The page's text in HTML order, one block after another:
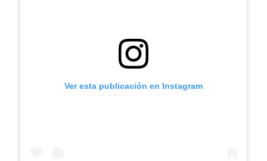
Ver esta publicación en Instagram